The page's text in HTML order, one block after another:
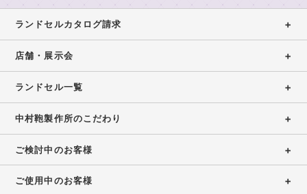
ランドセルカタログ請求
店舗・展示会
ランドセル一覧
中村鞄製作所のこだわり
ご検討中のお客様
ご使用中のお客様